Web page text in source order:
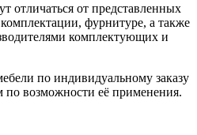
отличаться от представленных
фурнитуре, а также
комплектующих и
по индивидуальному заказу
по возможности её применения.